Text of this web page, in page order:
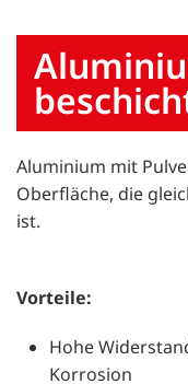
Aluminium mit
Oberfläche, die
ist.
Vorteile:
Hohe
Korrosion